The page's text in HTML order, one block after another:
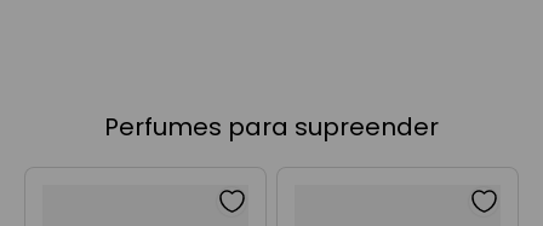
Perfumes para supreender